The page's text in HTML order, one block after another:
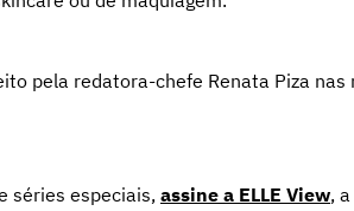
pela redatora-chefe Renata Piza nas
séries especiais, assine a ELLE View, a